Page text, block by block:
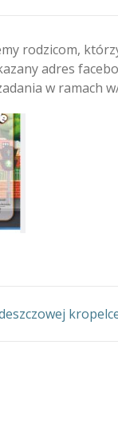
rodzicom,
adres
w ramach